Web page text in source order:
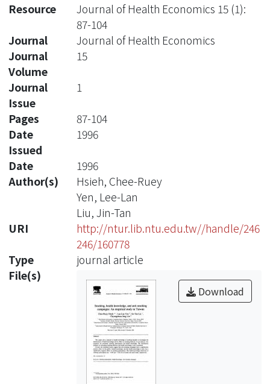
Resource
Journal of Health Economics 15 (1):
87-104
Journal
Journal of Health Economics
Journal
Volume
15
Journal
Issue
1
Pages
87-104
Date
Issued
1996
Date
1996
Author(s)
Hsieh, Chee-Ruey
Yen, Lee-Lan
Liu, Jin-Tan
URI
http://ntur.lib.ntu.edu.tw//handle/246
246/160778
Type
journal article
File(s)
Download